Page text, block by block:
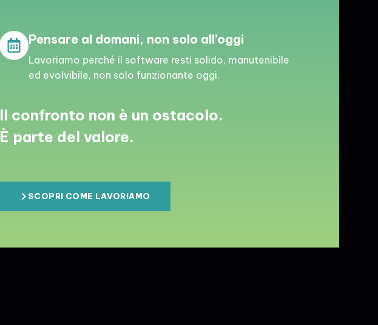
Pensare al domani, non solo all’oggi
Lavoriamo perché il software resti solido, manutenibile
ed evolvibile, non solo funzionante oggi.
Il confronto non è un ostacolo.
È parte del valore.
SCOPRI COME LAVORIAMO